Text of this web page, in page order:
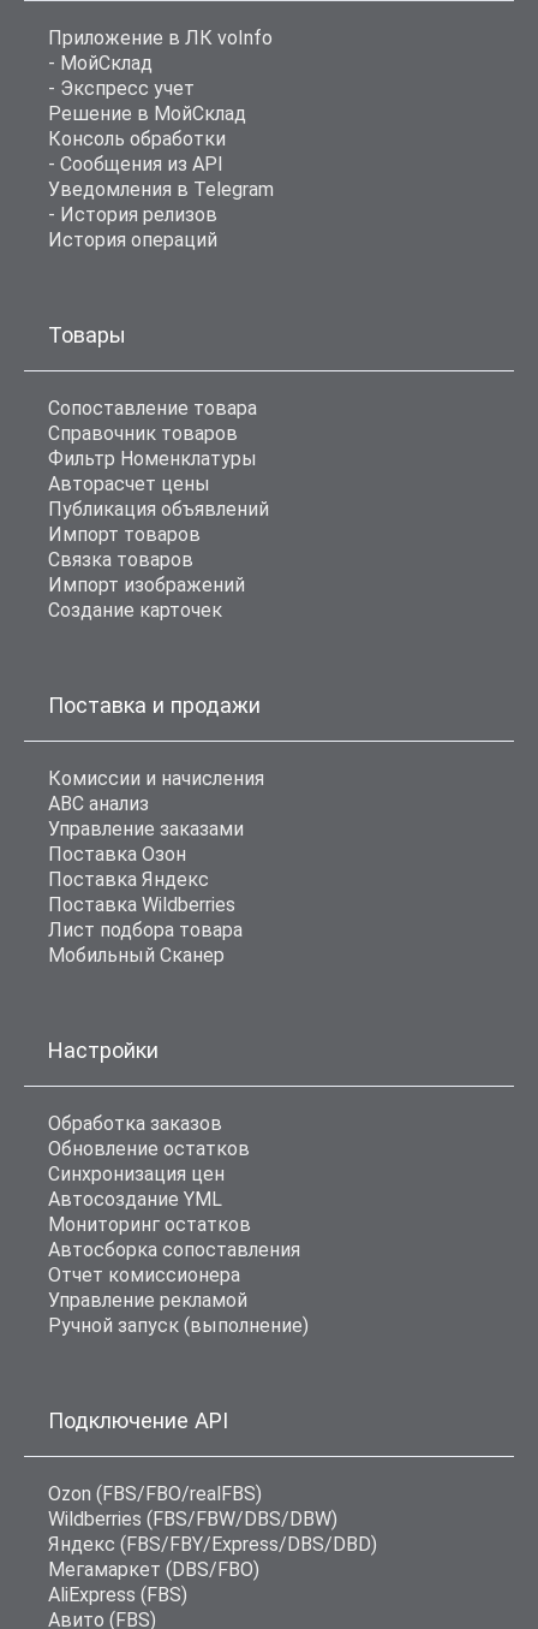
Приложение в ЛК voInfo
- МойСклад
- Экспресс учет
Решение в МойСклад
Консоль обработки
- Сообщения из API
Уведомления в Telegram
- История релизов
История операций
Товары
Сопоставление товара
Справочник товаров
Фильтр Номенклатуры
Авторасчет цены
Публикация объявлений
Импорт товаров
Связка товаров
Импорт изображений
Создание карточек
Поставка и продажи
Комиссии и начисления
ABC анализ
Управление заказами
Поставка Озон
Поставка Яндекс
Поставка Wildberries
Лист подбора товара
Мобильный Сканер
Настройки
Обработка заказов
Обновление остатков
Синхронизация цен
Автосоздание YML
Мониторинг остатков
Автосборка сопоставления
Отчет комиссионера
Управление рекламой
Ручной запуск (выполнение)
Подключение API
Ozon (FBS/FBO/realFBS)
Wildberries (FBS/FBW/DBS/DBW)
Яндекс (FBS/FBY/Express/DBS/DBD)
Мегамаркет (DBS/FBO)
AliExpress (FBS)
Авито (FBS)